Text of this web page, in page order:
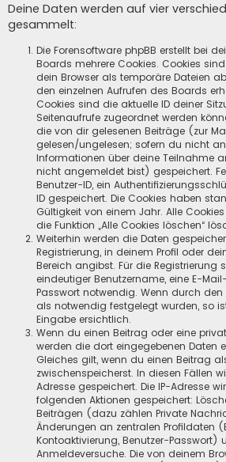
Deine Daten werden auf vier
gesammelt:
Die Forensoftware phpBB erstellt bei
Boards mehrere Cookies. Cookies
dein Browser als temporäre Dateien
den einzelnen Aufrufen des Boards
Cookies sind die aktuelle ID deiner
Seitenaufrufe zugeordnet werden
die von dir gelesenen Beiträge (zur
gelesen/ungelesen; sofern du nicht
Informationen über deine Teilnahme
nicht angemeldet bist) gespeichert.
Benutzer-ID, ein
ID gespeichert. Die Cookies haben
Gültigkeit von einem Jahr. Alle
die Funktion „Alle Cookies löschen“
Weiterhin werden die Daten
Registrierung, in deinem Profil oder
Bereich angibst. Für die Registrierung
eindeutiger Benutzername, eine E-
Passwort notwendig. Wenn durch den
als notwendig festgelegt wurden, so
Eingabe ersichtlich.
Wenn du einen Beitrag oder eine
werden die dort eingegebenen Daten
Gleiches gilt, wenn du einen Beitrag
zwischenspeicherst. In diesen Fällen
Adresse gespeichert. Die IP-Adresse
folgenden Aktionen gespeichert:
Beiträgen (dazu zählen Private
Änderungen an zentralen Profildaten
Kontoaktivierung, Benutzer-Passwort)
Anmeldeversuche. Die von deinem